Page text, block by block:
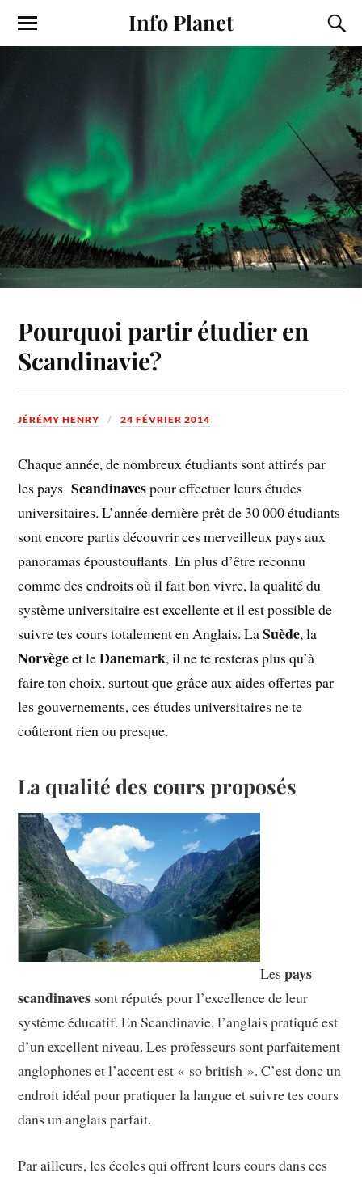
Info Planet
Pourquoi partir étudier en
Scandinavie?
JÉRÉMY HENRY 24 FÉVRIER 2014
Chaque année, de nombreux étudiants sont attirés par
les paysScandinavespour effectuer leurs études
universitaires. L’année dernière prêt de 30 000 étudiants
sont encore partis découvrir ces merveilleux pays aux
panoramas époustouflants. En plus d’être reconnu
comme des endroits où il fait bon vivre, la qualité du
système universitaire est excellente et il est possible de
suivre tes cours totalement en Anglais. LaSuède, la
Norvègeet leDanemark, il ne te resteras plus qu’à
faire ton choix, surtout que grâce aux aides offertes par
les gouvernements, ces études universitaires ne te
coûteront rien ou presque.
La qualité des cours proposés
Lespays
scandinaves sont réputés pour l’excellence de leur
système éducatif. En Scandinavie, l’anglais pratiqué est
d’un excellent niveau. Les professeurs sont parfaitement
anglophones et l’accent est « so british ». C’est donc un
endroit idéal pour pratiquer la langue et suivre tes cours
dans un anglais parfait.
Par ailleurs, les écoles qui offrent leurs cours dans ces